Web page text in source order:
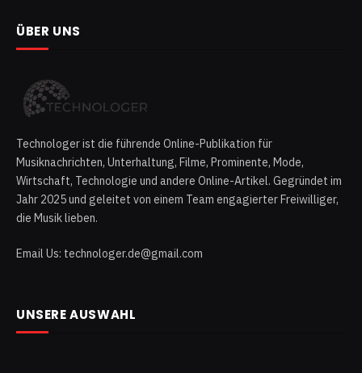
ÜBER UNS
Technologer ist die führende Online-Publikation für
Musiknachrichten, Unterhaltung, Filme, Prominente, Mode,
Wirtschaft, Technologie und andere Online-Artikel. Gegründet im
Jahr 2025 und geleitet von einem Team engagierter Freiwilliger,
die Musik lieben.
Email Us: technologer.de@gmail.com
UNSERE AUSWAHL